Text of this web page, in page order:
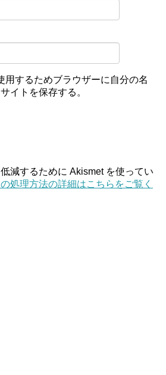
用するためブラウザーに自分の名
イトを保存する。
減するために Akismet を使ってい
処理方法の詳細はこちらをご覧く